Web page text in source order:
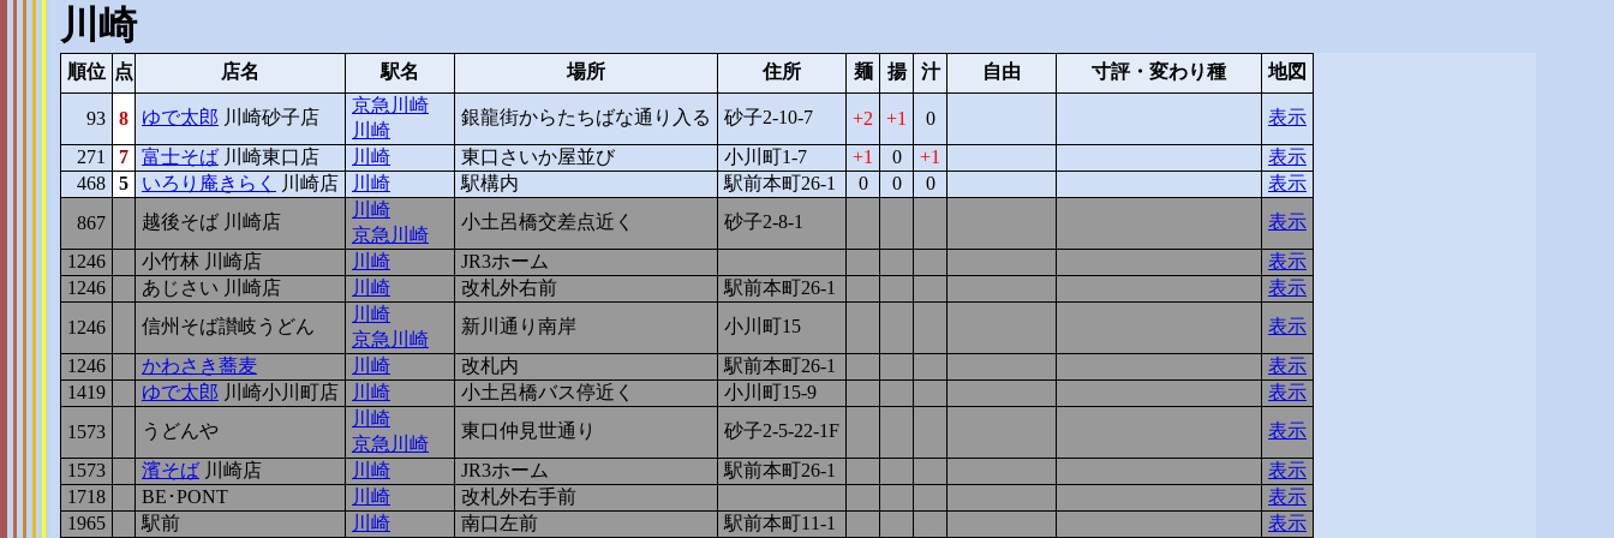
川崎
順位 点 店名 駅名 場所 住所 麺 揚 汁 自由 寸評・変わり種 地図
93 8 ゆで太郎 川崎砂子店
京急川崎
川崎
銀龍街からたちばな通り入る 砂子2-10-7 2 1 0
表示
271
7 富士そば 川崎東口店 川崎 東口さいか屋並び 小川町1-7 1 0 1
表示
468
5 いろり庵きらく 川崎店 川崎 駅構内 駅前本町26-1 0 0 0
表示
867
越後そば 川崎店
川崎
京急川崎
小土呂橋交差点近く 砂子2-8-1
表示
1246
小竹林 川崎店 川崎 JR3ホーム
表示
1246
あじさい 川崎店 川崎 改札外右前 駅前本町26-1
表示
1246
信州そば讃岐うどん
川崎
京急川崎
新川通り南岸 小川町15
表示
1246
かわさき蕎麦 川崎 改札内 駅前本町26-1
表示
1419
ゆで太郎 川崎小川町店 川崎 小土呂橋バス停近く 小川町15-9
表示
1573
うどんや
川崎
京急川崎
東口仲見世通り 砂子2-5-22-1F
表示
1573
濱そば 川崎店 川崎 JR3ホーム 駅前本町26-1
表示
1718
BE･PONT 川崎 改札外右手前
表示
1965
駅前 川崎 南口左前 駅前本町11-1
表示